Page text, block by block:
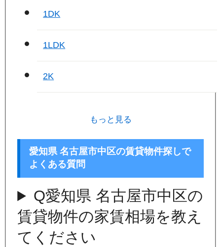
1DK
1LDK
2K
もっと見る
愛知県 名古屋市中区の賃貸物件探しで
よくある質問
Q愛知県 名古屋市中区の
賃貸物件の家賃相場を教え
てください